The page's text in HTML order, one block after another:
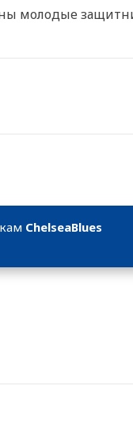
молодые
ChelseaBlues